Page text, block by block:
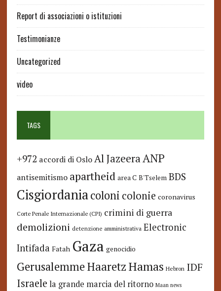
Report di associazioni o istituzioni
Testimonianze
Uncategorized
video
TAGS
+972 accordi di Oslo Al JazeeraANP
antisemitismo apartheid area C B'Tselem BDS
Cisgiordaniacoloni colonie coronavirus
Corte Penale Internazionale (CPI) crimini di guerra
demolizioni detenzione amministrativa Electronic
Intifada Fatah Gaza genocidio
GerusalemmeHaaretzHamas Hebron IDF
Israele la grande marcia del ritorno Maan news